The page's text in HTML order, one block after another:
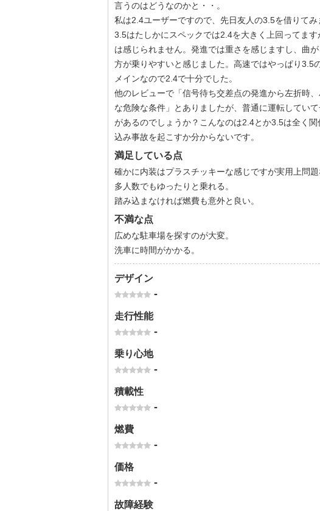
言うのはどうなのかと・・。
私は2.4ユーザーですので、先日友人の3.5を借りてみ
3.5はたしかにスペックでは2.4を大きく上回ってま
は感じられません。発進では重さを感じますし、曲
方が乗りやすいと感じました。高速ではやっぱり3.5
メインなので2.4で十分でした。
他のレビューで「信号待ち交差点の発進から左折時
な危険な条件」とありましたが、普通に運転してい
があるのでしょうか？こんなのは2.4とか3.5は全く
込み事故を起こすか分からないです。
満足している点
確かに内装はプラスチッキーな感じですが実用上問題
多人数でもゆったりと乗れる。
踏み込まなければ燃費も意外と良い。
不満な点
広めな駐車場を探すのが大変。
洗車に時間がかかる。
デザイン
-
走行性能
-
乗り心地
-
積載性
-
燃費
-
価格
-
故障経験